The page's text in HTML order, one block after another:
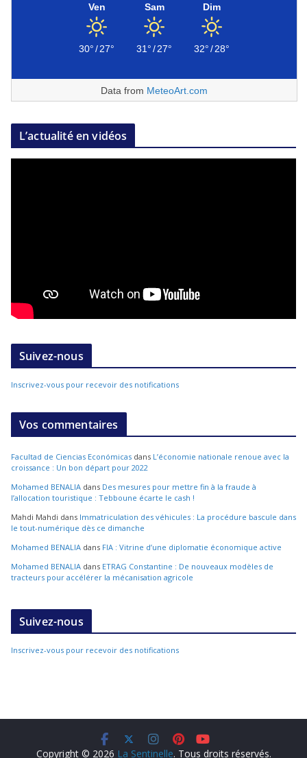
Ven
30°/27°
Sam
31°/27°
Dim
32°/28°
Data from MeteoArt.com
L’actualité en vidéos
Suivez-nous
Inscrivez-vous pour recevoir des notifications
Vos commentaires
Facultad de Ciencias Económicas dans L’économie nationale renoue avec la
croissance : Un bon départ pour 2022
Mohamed BENALIA dans Des mesures pour mettre fin à la fraude à
l’allocation touristique : Tebboune écarte le cash !
Mahdi Mahdi dans Immatriculation des véhicules : La procédure bascule dans
le tout-numérique dès ce dimanche
Mohamed BENALIA dans FIA : Vitrine d’une diplomatie économique active
Mohamed BENALIA dans ETRAG Constantine : De nouveaux modèles de
tracteurs pour accélérer la mécanisation agricole
Suivez-nous
Inscrivez-vous pour recevoir des notifications
Copyright © 2026 La Sentinelle. Tous droits réservés.